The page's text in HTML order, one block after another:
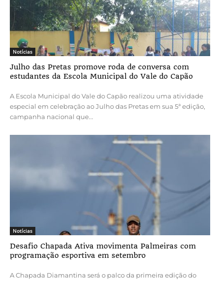
Notícias
Julho das Pretas promove roda de conversa com
estudantes da Escola Municipal do Vale do Capão
A Escola Municipal do Vale do Capão realizou uma atividade
especial em celebração ao Julho das Pretas em sua 5ª edição,
campanha nacional que...
Notícias
Desafio Chapada Ativa movimenta Palmeiras com
programação esportiva em setembro
A Chapada Diamantina será o palco da primeira edição do